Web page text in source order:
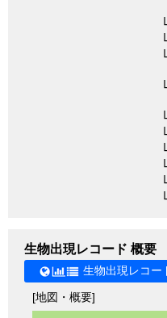
生物出現レコード 概要
生物出現レコ
[地図・概要]